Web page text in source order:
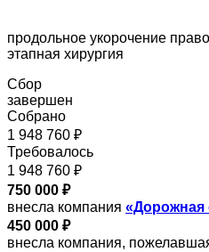
продольное укорочение
этапная хирургия
Сбор
завершен
Собрано
1 948 760 ₽
Требовалось
1 948 760 ₽
750 000 ₽
внесла компания «Дорожная
450 000 ₽
внесла компания,